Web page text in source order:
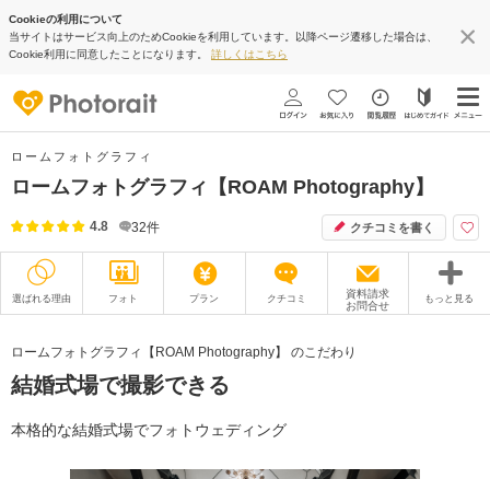
Cookieの利用について
当サイトはサービス向上のためCookieを利用しています。以降ページ遷移した場合は、
Cookie利用に同意したことになります。 詳しくはこちら
ロームフォトグラフィ
ロームフォトグラフィ【ROAM Photography】
4.8 32件 クチコミを書く
選ばれる理由 フォト プラン クチコミ
資料請求
お問合せ
もっと見る
衣装
オプション
アクセス/TEL スタジオトップ
ロームフォトグラフィ【ROAM Photography】 のこだわり
結婚式場で撮影できる
本格的な結婚式場でフォトウェディング